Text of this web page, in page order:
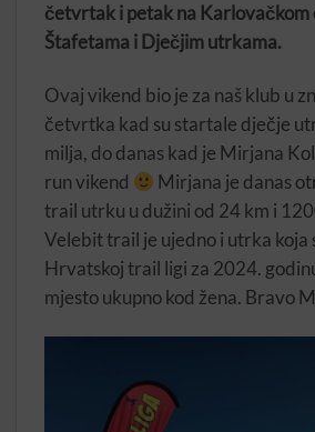
četvrtak i petak na Karlovačkom
Štafetama i Dječjim utrkama.
Ovaj vikend bio je za naš klub u
četvrtka kad su startale dječje
milja, do danas kad je Mirjana
run vikend
Mirjana je danas
trail utrku u dužini od 24 km i
Velebit trail je ujedno i utrka koja
Hrvatskoj trail ligi za 2024.
mjesto ukupno kod žena. Bravo